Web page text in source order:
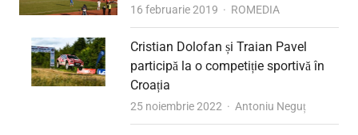
16 februarie 2019 Author
ROMEDIA
Cristian Dolofan și Traian Pavel
participă la o competiție sportivă în
Croația
25 noiembrie 2022 Author
Antoniu Neguț